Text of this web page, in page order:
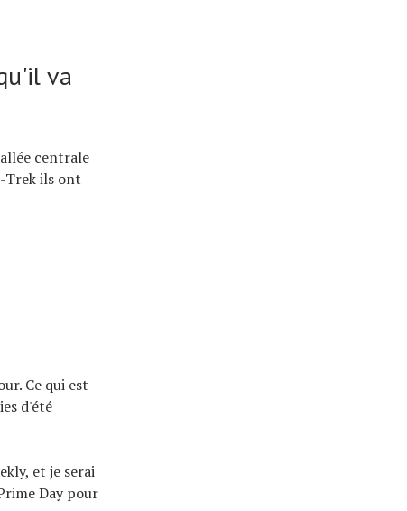
va
centrale
Trek ils ont
Ce qui est
d'été
et je serai
Day pour